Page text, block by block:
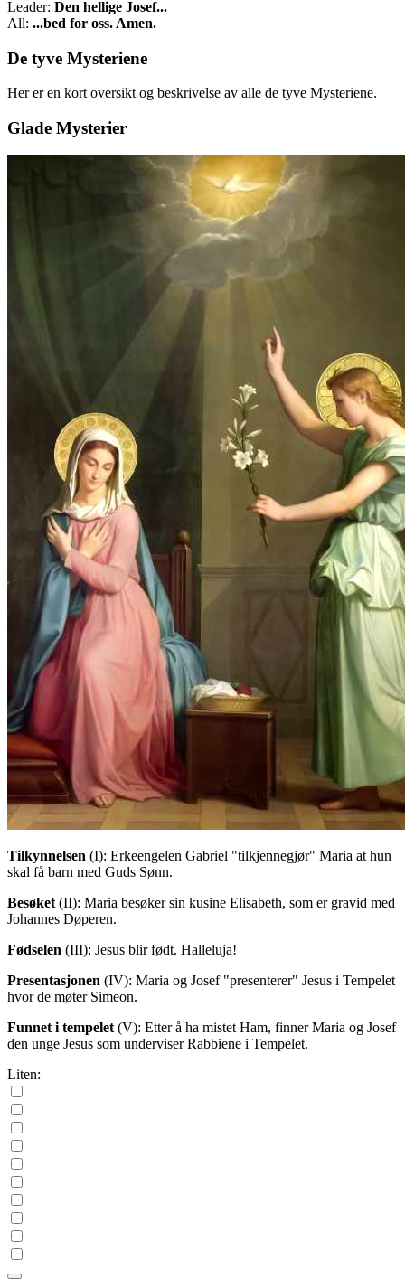
Leader: Den hellige Josef...
All: ...bed for oss. Amen.
De tyve Mysteriene
Her er en kort oversikt og beskrivelse av alle de tyve Mysteriene.
Glade Mysterier
Tilkynnelsen (I): Erkeengelen Gabriel "tilkjennegjør" Maria at hun
skal få barn med Guds Sønn.
Besøket (II): Maria besøker sin kusine Elisabeth, som er gravid med
Johannes Døperen.
Fødselen (III): Jesus blir født. Halleluja!
Presentasjonen (IV): Maria og Josef "presenterer" Jesus i Tempelet
hvor de møter Simeon.
Funnet i tempelet (V): Etter å ha mistet Ham, finner Maria og Josef
den unge Jesus som underviser Rabbiene i Tempelet.
Liten: